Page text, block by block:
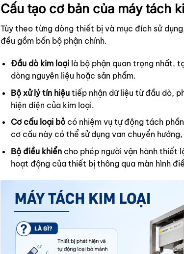
Cấu tạo cơ bản của máy tách
Tùy theo từng dòng thiết bị và mục đích sử
đều gồm bốn bộ phận chính.
Đầu dò kim loạilà bộ phận quan trọng nhất,
dòng nguyên liệu hoặc sản phẩm.
Bộ xử lý tín hiệutiếp nhận dữ liệu từ đầu dò,
hiện diện của kim loại.
Cơ cấu loại bỏcó nhiệm vụ tự động tách
cơ cấu này có thể sử dụng van chuyển
Bộ điều khiểncho phép người vận hành thiết
hoạt động của thiết bị thông qua màn hình